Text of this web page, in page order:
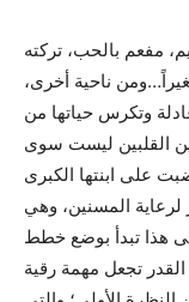
مفعم بالحب، تركته
ناحية أخرى،
وتكرس حياتها من
القلبين ليست سوى
على ابنتها الكبرى
لرعاية المسنين، وهي
هذا تبدأ بوضع خطط
تجعل مهمة رقية